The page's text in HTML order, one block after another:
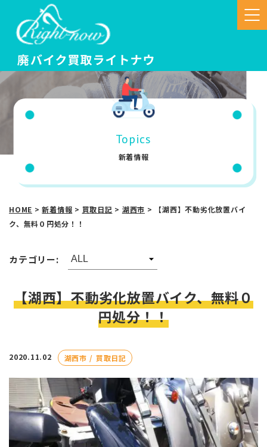
Topics
新着情報
HOME >新着情報 > 買取日記 > 湖西市 >
【湖西】不動劣化放置バイ
ク、無料０円処分！！
カテゴリー:
【湖西】不動劣化放置バイク、無料０
円処分！！
2020.11.02 湖西市 買取日記